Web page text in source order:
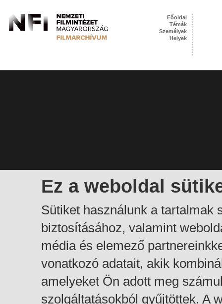
Ez a weboldal
Sütiket használunk a tartalmak
biztosításához, valamint
média és elemező
vonatkozó adatait, akik
amelyeket Ön adott meg
szolgáltatásokból gyűjtöttek. A
Főoldal
Témák
Személyek
Helyek